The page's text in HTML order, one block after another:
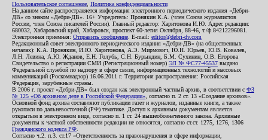
Пользовательское соглашение Политика конфиденциальности
На данном сайте распространяется информация электронного периодического издания «Дебри-
ДВ» со знаком «Дебри-ДВ». 16+ Учредитель: Пронякин К.А. (член Союза журналистов
России, член Союза писателей России). Главный редактор: Харитонова И.Ю. Адрес редакции:
680032, Хабаровский край, Хабаровск, проспект 60-летия Октября, 88-46, т./ф.84212296081.
Электронная приемная: Отправить сообщение . E-mail: editor@debri-dv.com
Редакционный совет электронного периодического издания «Дебри-ДВ» (на общественных
началах): К.А. Пронякин, И.Ю. Харитонова, А.Э. Мирмович, Ю.Н. Юрьев, Ю.В. Ковалев,
Л.Н. Левина, А.Ю. Жданов, Е.Н. Голубь, С.Н. Бурындин, Б.М. Сухинин, О.В. Егорова
Свидетельство о регистрации СМИ (Регистрационный номер) ЭЛ № ФС77-45537 выдано
Федеральной службой по надзору в сфере связи, информационных технологий и массовых
коммуникаций (Роскомнадзор) 16.06.2011 г. Территория распространения: Российская
Федерация, зарубежные страны.
В 2006 г. проект «Дебри-ДВ» был создан как электронный частный архив, в соответствии с ФЗ
№ 125 «Об архивном деле в Российской Федерации» , согласно п. 2 ст. 13 «Создание архивов».
Основной фонд архива составляют публикации газет и журналов, изданные книги, а также
рукописи по дальневосточной (РФ) тематике. Доступ к архивным документам является
открытым в электронном виде, согласно п. 1 ст. 24 вышеобозначенного закона. Архивные
документы к частной собственности редакции не относятся, согласно ст.ст. 1275, 1276, 1306
Гражданского кодекса РФ
Согласно ч.2. п.3. ст.17 «Ответственность за правонарушения в сфере информации,